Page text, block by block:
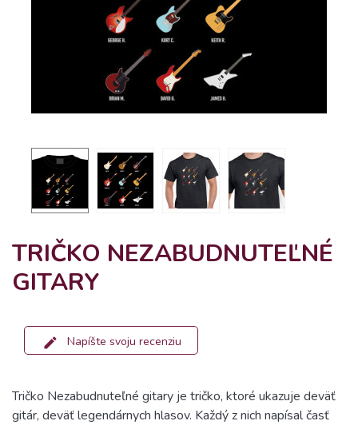
TRIČKO NEZABUDNUTEĽNÉ
GITARY
Napíšte svoju recenziu
Tričko Nezabudnuteľné gitary je tričko, ktoré ukazuje deväť
gitár, deväť legendárnych hlasov. Každý z nich napísal časť